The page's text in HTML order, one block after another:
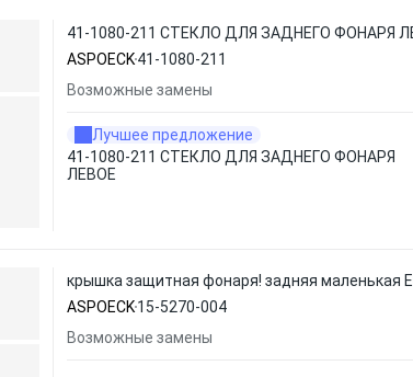
41-1080-211 СТЕКЛО ДЛЯ ЗАДНЕГО ФОНАРЯ
ASPOECK41-1080-211
Возможные замены
Лучшее предложение
41-1080-211 СТЕКЛО ДЛЯ ЗАДНЕГО ФОНАРЯ
ЛЕВОЕ
крышка защитная фонаря! задняя маленькая
ASPOECK15-5270-004
Возможные замены